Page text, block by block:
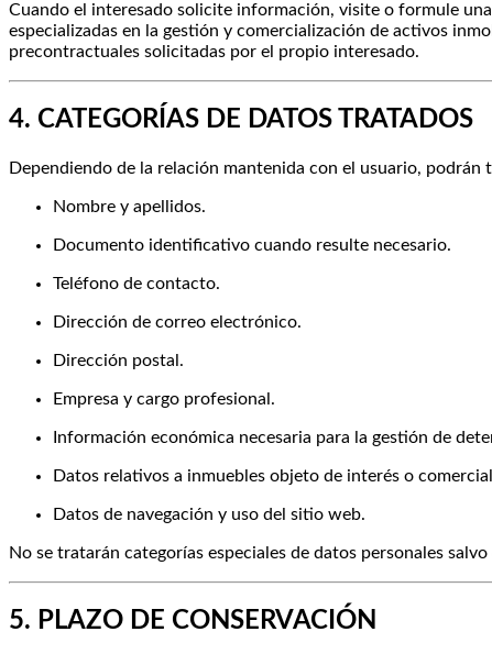
Cuando el interesado solicite información, visite o formule
especializadas en la gestión y comercialización de activos
precontractuales solicitadas por el propio interesado.
4. CATEGORÍAS DE DATOS TRATADOS
Dependiendo de la relación mantenida con el usuario, podrán
Nombre y apellidos.
Documento identificativo cuando resulte necesario.
Teléfono de contacto.
Dirección de correo electrónico.
Dirección postal.
Empresa y cargo profesional.
Información económica necesaria para la gestión de
Datos relativos a inmuebles objeto de interés o
Datos de navegación y uso del sitio web.
No se tratarán categorías especiales de datos personales
5. PLAZO DE CONSERVACIÓN